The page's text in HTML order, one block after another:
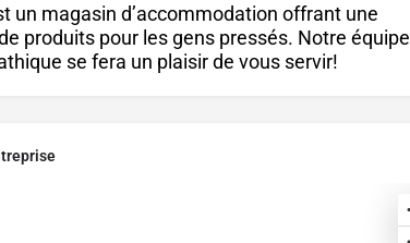
un magasin d’accommodation offrant une
produits pour les gens pressés. Notre équipe
se fera un plaisir de vous servir!